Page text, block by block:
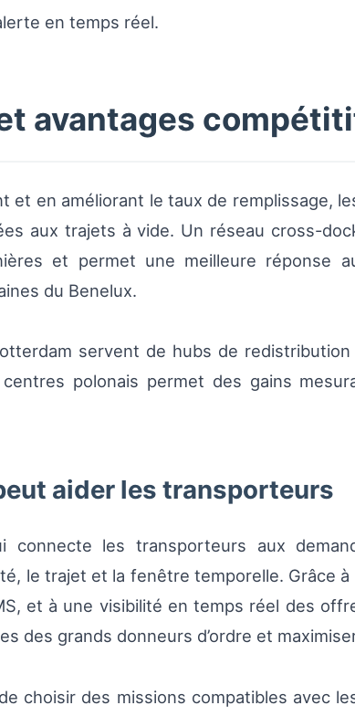
en temps réel.
avantages
et en améliorant le taux de remplissage,
aux trajets à vide. Un réseau cross-
et permet une meilleure réponse
du Benelux.
servent de hubs de
centres polonais permet des gains
aider les transporteurs
connecte les transporteurs aux
le trajet et la fenêtre temporelle. Grâce à
et à une visibilité en temps réel des
des grands donneurs d’ordre et
choisir des missions compatibles avec